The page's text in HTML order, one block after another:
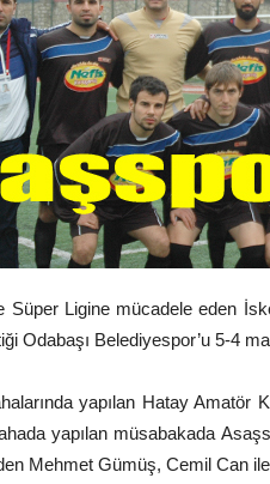
Süper Ligine mücadele eden
Odabaşı Belediyespor’u 5-4
yapılan Hatay
yapılan müsabakada
Mehmet Gümüş, Cemil Can